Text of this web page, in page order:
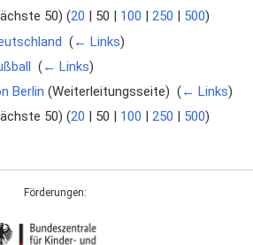
50) (20 50 100 250 500)
(← Links)
(← Links)
Berlin (Weiterleitungsseite) ‎ (← Links)
50) (20 | 50 | 100 | 250 | 500)
Förderungen: